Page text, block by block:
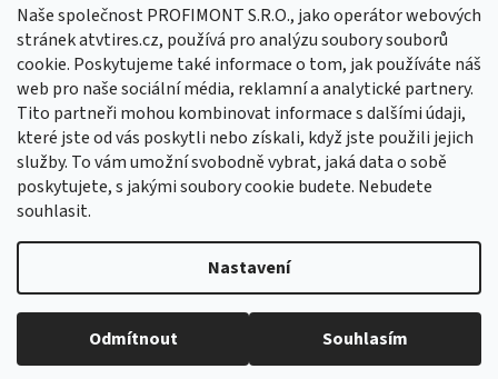
Naše společnost PROFIMONT S.R.O., jako operátor webových
stránek atvtires.cz, používá pro analýzu soubory souborů
cookie. Poskytujeme také informace o tom, jak používáte náš
web pro naše sociální média, reklamní a analytické partnery.
Tito partneři mohou kombinovat informace s dalšími údaji,
které jste od vás poskytli nebo získali, když jste použili jejich
služby. To vám umožní svobodně vybrat, jaká data o sobě
poskytujete, s jakými soubory cookie budete. Nebudete
souhlasit.
Nastavení
Odmítnout Souhlasím
Facebook
Copyright 2026ATVTIRES.CZ. Všechna práva vyhrazena.Upravit